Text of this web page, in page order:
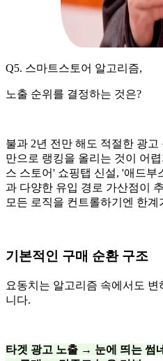
Q5. 스마트스토어 알고리즘,
노출 순위를 결정하는 것은?
불과 2년 전만 해도 적절한 광
만으로 랭킹을 올리는 것이 어
스 스토어' 쇼핑탭 신설, '애드부
과 다양한 유입 경로 가산점이
모든 로직을 컨트롤하기엔 한
기본적인 구매 순환 구조
요동치는 알고리즘 속에서도
니다.
타겟 광고 노출 → 눈에 띄는 썸